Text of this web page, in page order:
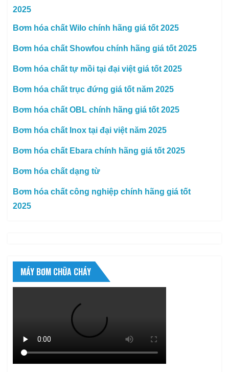
2025
Bơm hóa chất Wilo chính hãng giá tốt 2025
Bơm hóa chất Showfou chính hãng giá tốt 2025
Bơm hóa chất tự mồi tại đại việt giá tốt 2025
Bơm hóa chất trục đứng giá tốt năm 2025
Bơm hóa chất OBL chính hãng giá tốt 2025
Bơm hóa chất Inox tại đại việt năm 2025
Bơm hóa chất Ebara chính hãng giá tốt 2025
Bơm hóa chất dạng từ
Bơm hóa chất công nghiệp chính hãng giá tốt
2025
MÁY BƠM CHỮA CHÁY